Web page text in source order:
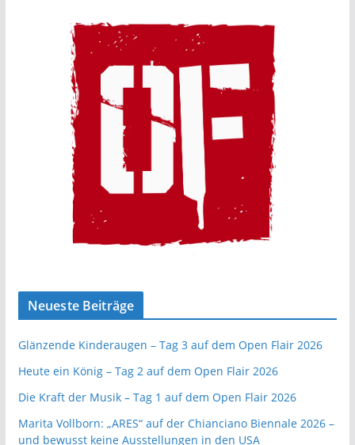
Neueste Beiträge
Glänzende Kinderaugen – Tag 3 auf dem Open Flair 2026
Heute ein König – Tag 2 auf dem Open Flair 2026
Die Kraft der Musik – Tag 1 auf dem Open Flair 2026
Marita Vollborn: „ARES“ auf der Chianciano Biennale 2026 –
und bewusst keine Ausstellungen in den USA